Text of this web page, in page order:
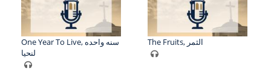
One Year To Live, سنه واحده
لنحيا
The Fruits, الثمر